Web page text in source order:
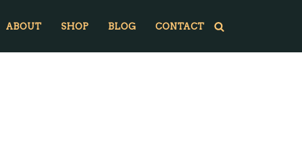
ABOUT SHOP BLOG CONTACT